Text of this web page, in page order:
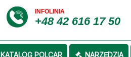
INFOLINIA
+48 42 616 17 50
KATALOG POLCAR NARZĘDZIA